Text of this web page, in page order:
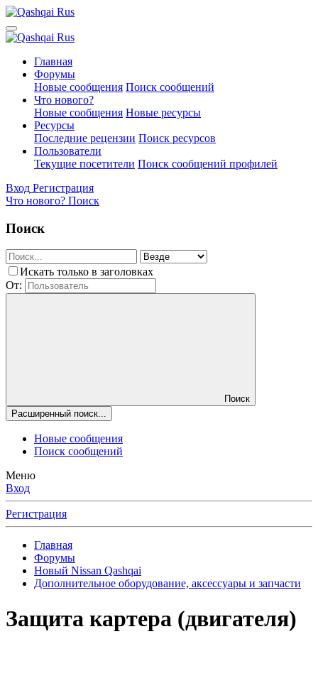
Главная
Форумы
Новые сообщения Поиск сообщений
Что нового?
Новые сообщения Новые ресурсы
Ресурсы
Последние рецензии Поиск ресурсов
Пользователи
Текущие посетители Поиск сообщений профилей
Вход Регистрация
Что нового? Поиск
Поиск
Искать только в заголовках
От:
Поиск
Расширенный поиск...
Новые сообщения
Поиск сообщений
Меню
Вход
Регистрация
Главная
Форумы
Новый Nissan Qashqai
Дополнительное оборудование, аксессуары и запчасти
Защита картера (двигателя)